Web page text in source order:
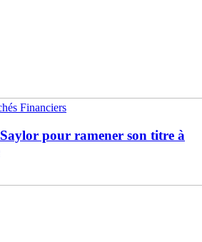
Financiers
pour ramener son titre à